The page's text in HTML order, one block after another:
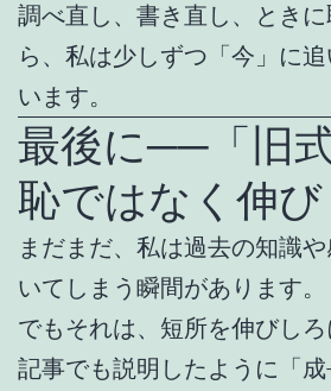
調べ直し、書き直し、とき
ら、私は少しずつ「今」に
います。
最後に──「旧式
恥ではなく伸
まだまだ、私は過去の知識
いてしまう瞬間があります。
でもそれは、短所を伸びし
記事でも説明したように「